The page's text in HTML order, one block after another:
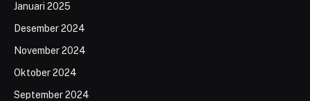
Januari 2025
Desember 2024
November 2024
Oktober 2024
September 2024